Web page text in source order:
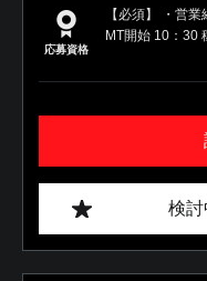
応募資格
【必須】 ・営
MT開始 10：30
検